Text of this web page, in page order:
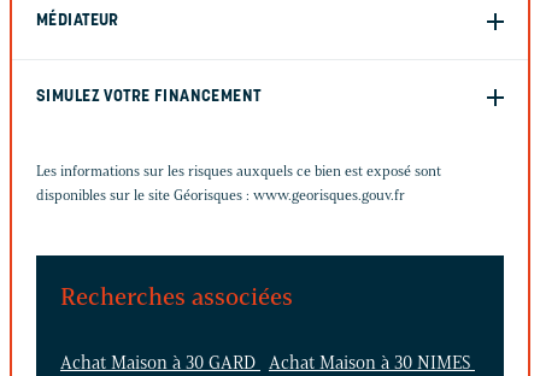
MÉDIATEUR
SIMULEZ VOTRE FINANCEMENT
Les informations sur les risques auxquels ce bien est exposé sont
disponibles sur le site Géorisques : www.georisques.gouv.fr
Recherches associées
Achat Maison à 30 GARD
Achat Maison à 30 NIMES